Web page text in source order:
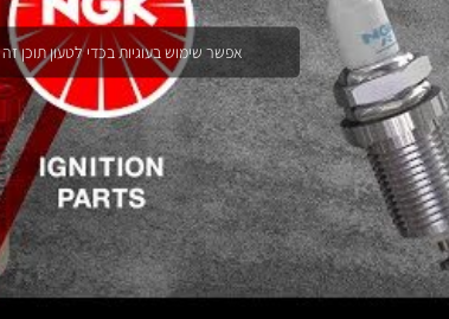
אפשר שימוש בעוגיות בכדי לטעון תוכן זה